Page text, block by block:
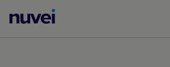
ホ